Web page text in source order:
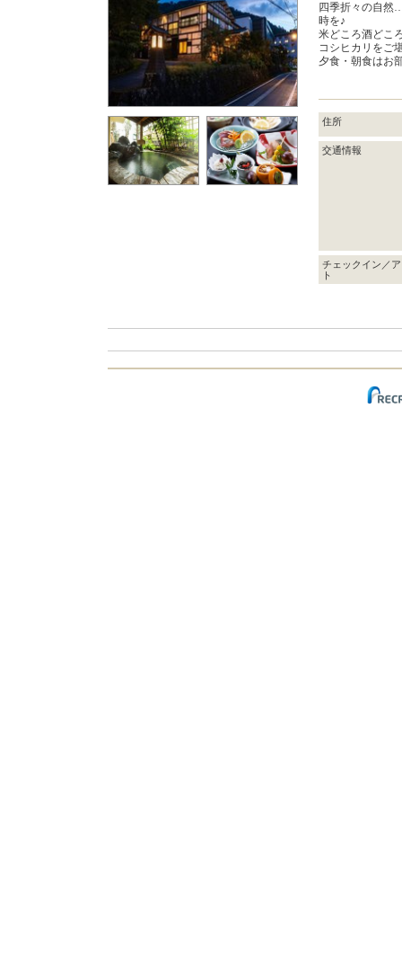
四季折々の自然
時を♪
米どころ酒どこ
コシヒカリをご
夕食・朝食はお
住所
交通情報
チェックイン／
ト